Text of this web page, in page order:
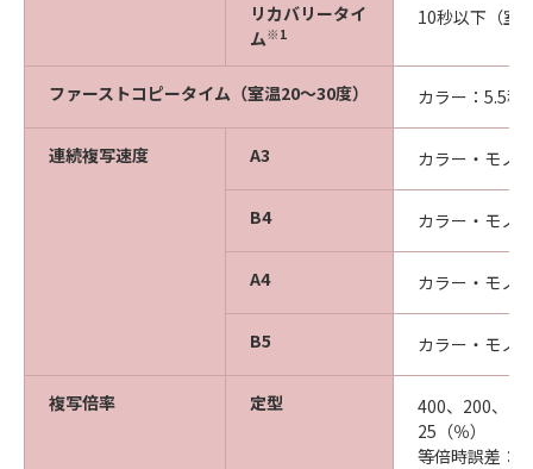
リカバリータイ
ム※1
10秒以下（室
ファーストコピータイム（室温20～30度） カラー：5.5秒
連続複写速度 A3 カラー・モノ
B4 カラー・モノ
A4 カラー・モノ
B5 カラー・モノ
複写倍率 定型
400、200、
25（％）
等倍時誤差：